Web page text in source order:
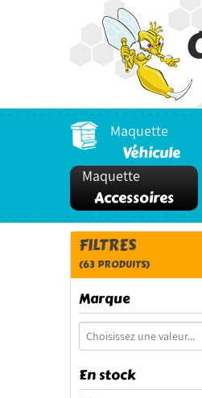
Maquette
Véhicule
Maquette
Accessoires
FILTRES
(63 PRODUITS)
Marque
En stock